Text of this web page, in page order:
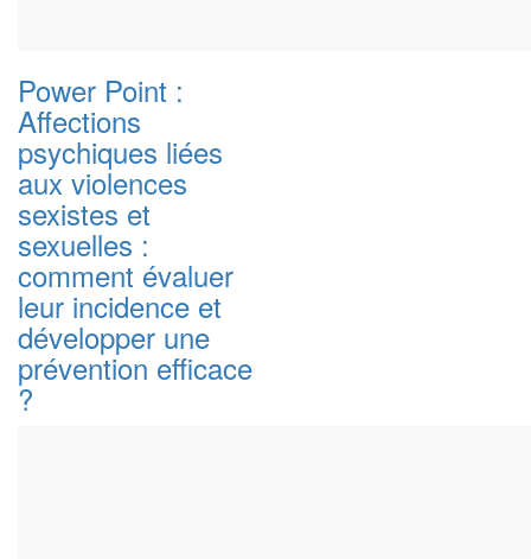
Power Point :
Affections
psychiques liées
aux violences
sexistes et
sexuelles :
comment évaluer
leur incidence et
développer une
prévention efficace
?